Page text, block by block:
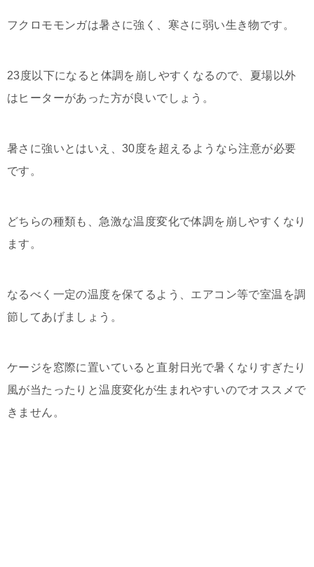
フクロモモンガは暑さに強く、寒さに弱い生き物です。
23度以下になると体調を崩しやすくなるので、夏場以外
はヒーターがあった方が良いでしょう。
暑さに強いとはいえ、30度を超えるようなら注意が必要
です。
どちらの種類も、急激な温度変化で体調を崩しやすくなり
ます。
なるべく一定の温度を保てるよう、エアコン等で室温を調
節してあげましょう。
ケージを窓際に置いていると直射日光で暑くなりすぎたり
風が当たったりと温度変化が生まれやすいのでオススメで
きません。